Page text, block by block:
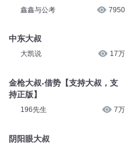
鑫鑫与公考 7950
中东大叔
大凯说 17万
金枪大叔-借势【支持大叔，支
持正版】
196先生 7万
阴阳眼大叔